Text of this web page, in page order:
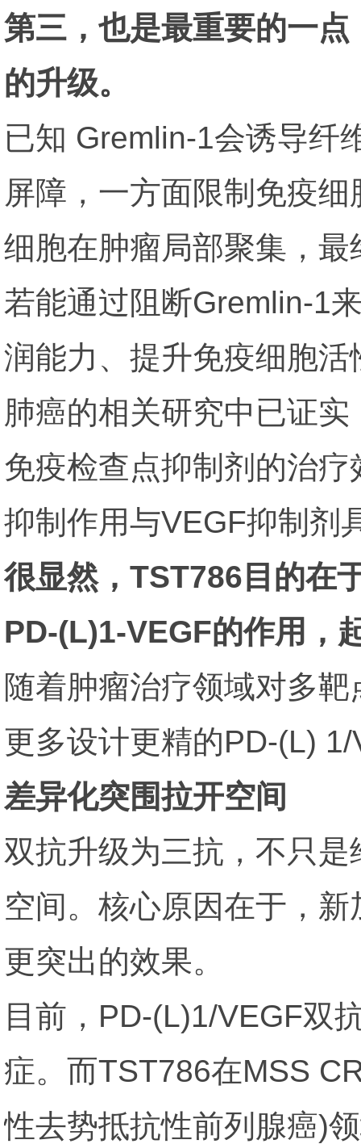
第三，也是最重要的一
的升级。
已知 Gremlin-1会诱导纤
屏障，一方面限制免疫
细胞在肿瘤局部聚集，
若能通过阻断Gremlin-1
润能力、提升免疫细胞
肺癌的相关研究中已证
免疫检查点抑制剂的治
抑制作用与VEGF抑制剂
很显然，TST786目的在
PD-(L)1-VEGF的作用，
随着肿瘤治疗领域对多
更多设计更精的PD-(L) 1/
差异化突围拉开空间
双抗升级为三抗，不只
空间。核心原因在于，
更突出的效果。
目前，PD-(L)1/VEGF双
症。而TST786在MSS
性去势抵抗性前列腺癌)